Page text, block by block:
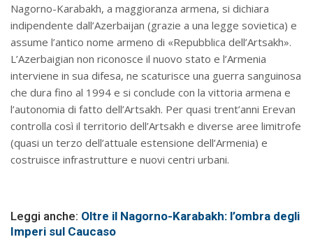
Nagorno-Karabakh, a maggioranza armena, si dichiara
indipendente dall’Azerbaijan (grazie a una legge sovietica) e
assume l’antico nome armeno di «Repubblica dell’Artsakh».
L’Azerbaigian non riconosce il nuovo stato e l’Armenia
interviene in sua difesa, ne scaturisce una guerra sanguinosa
che dura fino al 1994 e si conclude con la vittoria armena e
l’autonomia di fatto dell’Artsakh. Per quasi trent’anni Erevan
controlla così il territorio dell’Artsakh e diverse aree limitrofe
(quasi un terzo dell’attuale estensione dell’Armenia) e
costruisce infrastrutture e nuovi centri urbani.
Leggi anche: Oltre il Nagorno-Karabakh: l’ombra degli
Imperi sul Caucaso